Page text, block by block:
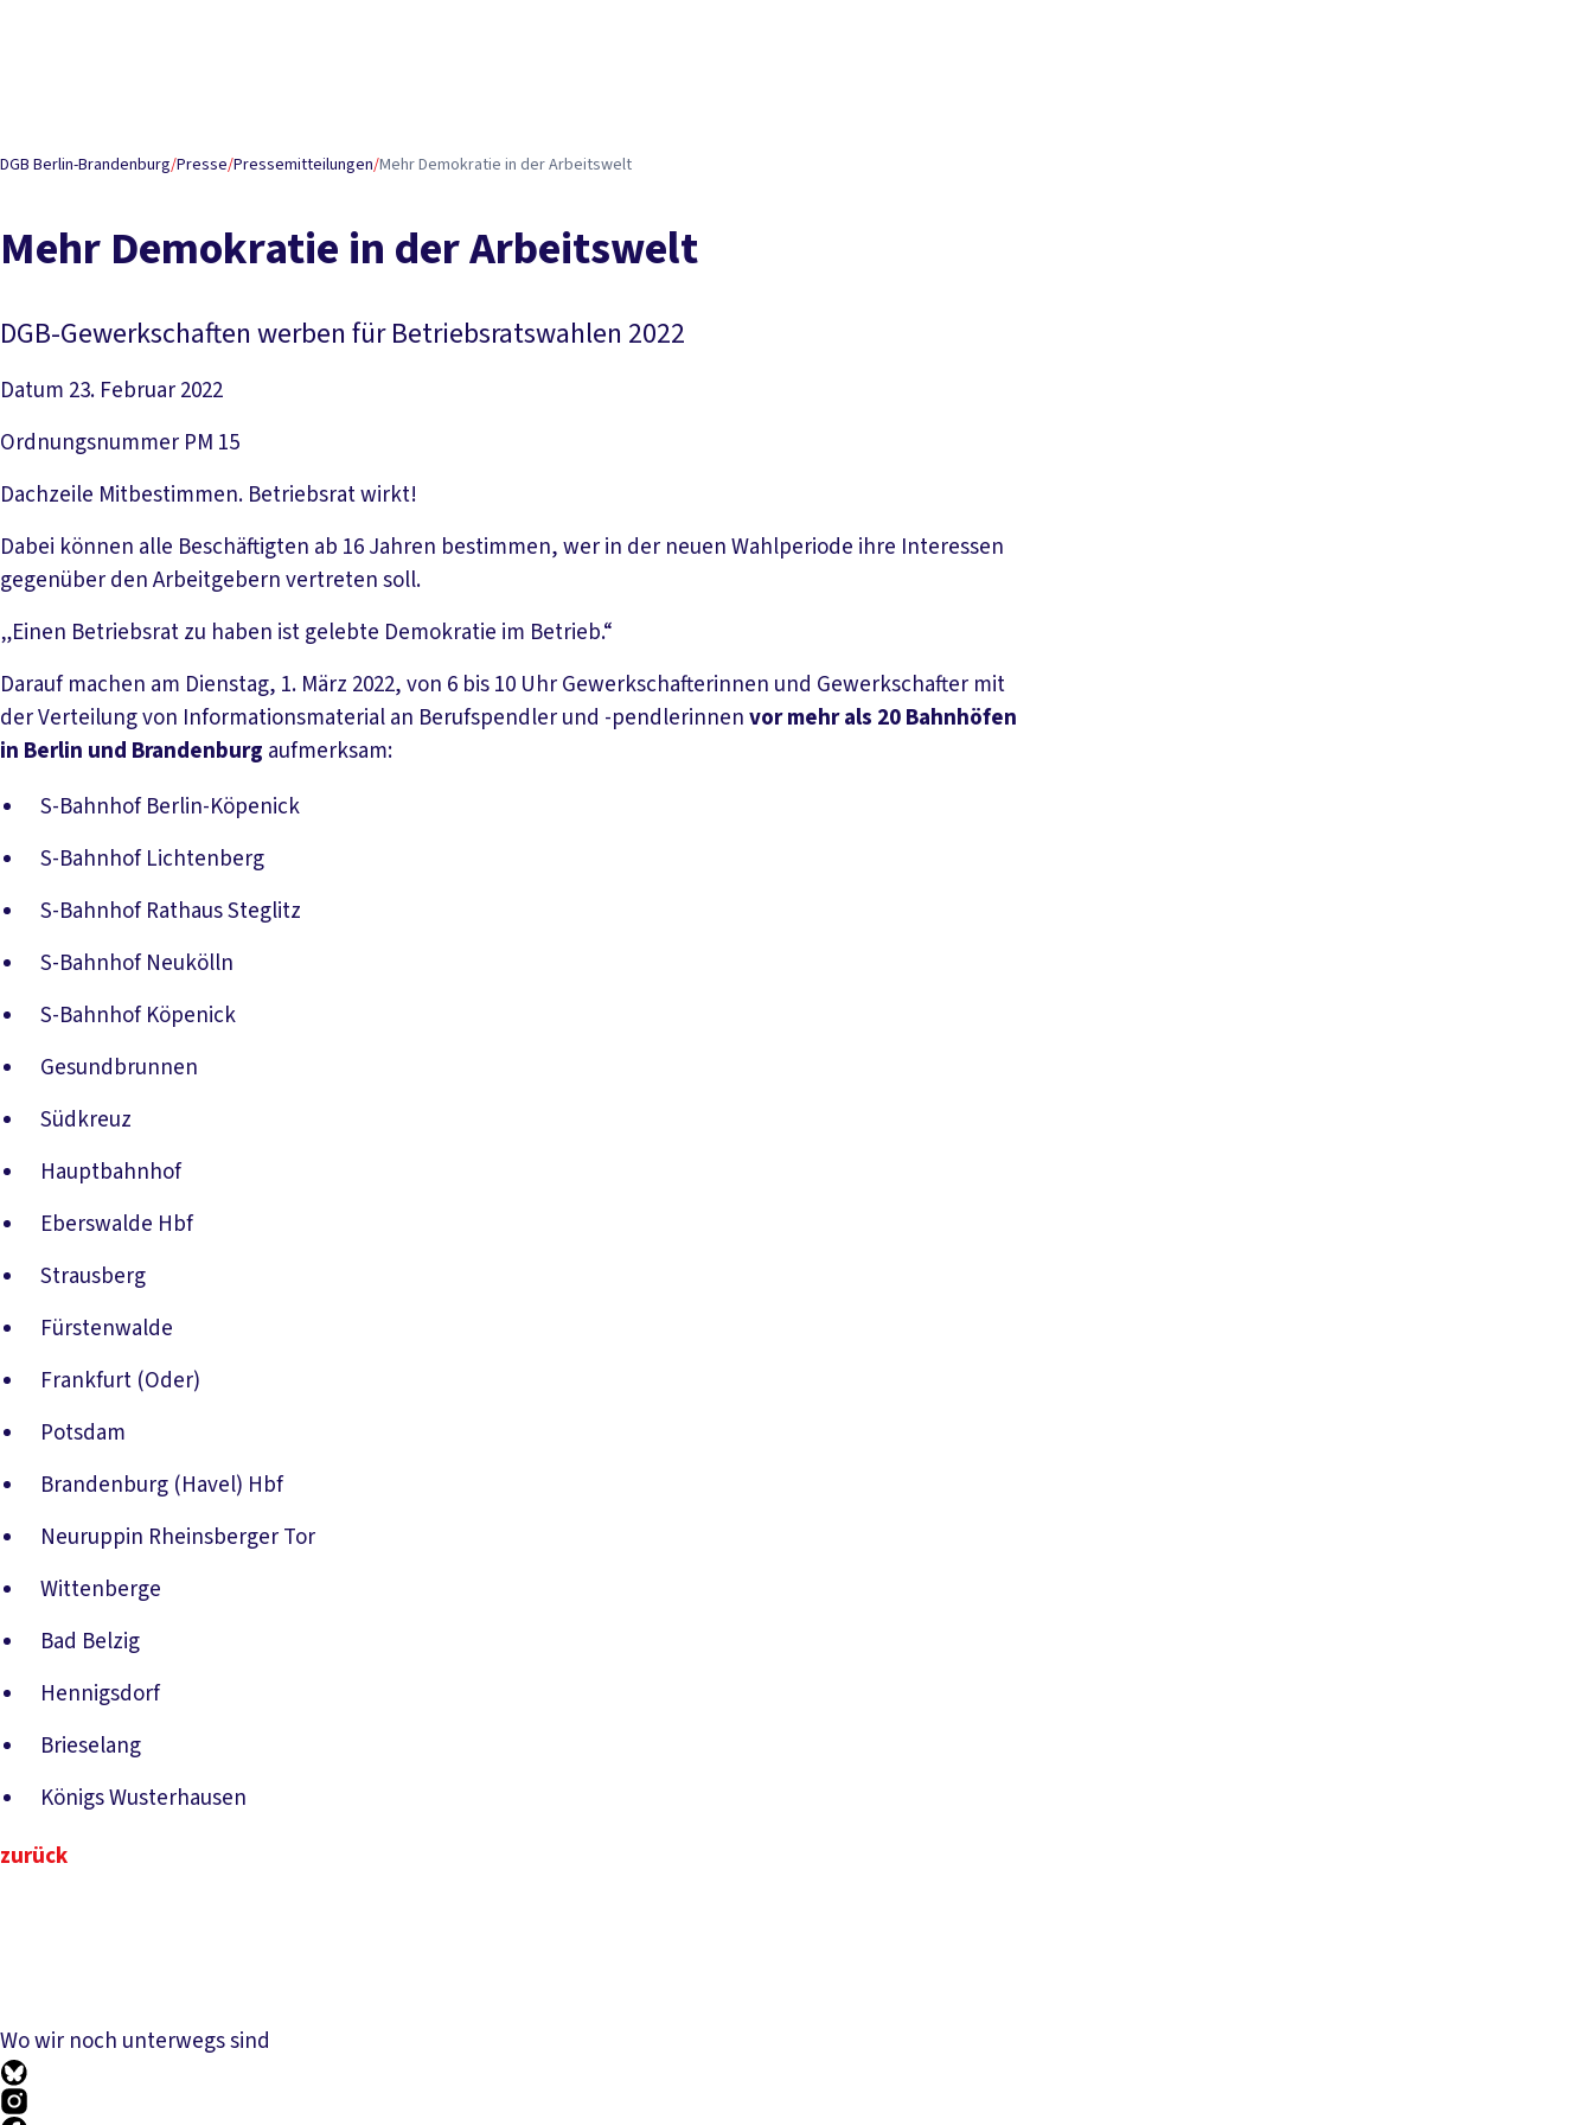
DGB Berlin-Brandenburg/Presse/Pressemitteilungen/Mehr Demokratie in der Arbeitswelt
Mehr Demokratie in der Arbeitswelt
DGB-Gewerkschaften werben für Betriebsratswahlen 2022
Datum 23. Februar 2022
Ordnungsnummer PM 15
Dachzeile Mitbestimmen. Betriebsrat wirkt!
Dabei können alle Beschäftigten ab 16 Jahren bestimmen, wer in der neuen Wahlperiode ihre Interessen
gegenüber den Arbeitgebern vertreten soll.
„Einen Betriebsrat zu haben ist gelebte Demokratie im Betrieb.“
Darauf machen am Dienstag, 1. März 2022, von 6 bis 10 Uhr Gewerkschafterinnen und Gewerkschafter mit
der Verteilung von Informationsmaterial an Berufspendler und -pendlerinnenvor mehr als 20 Bahnhöfen
in Berlin und Brandenburg aufmerksam:
S-Bahnhof Berlin-Köpenick
S-Bahnhof Lichtenberg
S-Bahnhof Rathaus Steglitz
S-Bahnhof Neukölln
S-Bahnhof Köpenick
Gesundbrunnen
Südkreuz
Hauptbahnhof
Eberswalde Hbf
Strausberg
Fürstenwalde
Frankfurt (Oder)
Potsdam
Brandenburg (Havel) Hbf
Neuruppin Rheinsberger Tor
Wittenberge
Bad Belzig
Hennigsdorf
Brieselang
Königs Wusterhausen
zurück
Wo wir noch unterwegs sind